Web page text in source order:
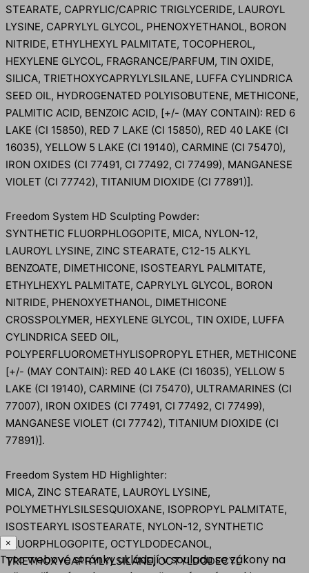
STEARATE, CAPRYLIC/CAPRIC TRIGLYCERIDE, LAUROYL
LYSINE, CAPRYLYL GLYCOL, PHENOXYETHANOL, BORON
NITRIDE, ETHYLHEXYL PALMITATE, TOCOPHEROL,
HEXYLENE GLYCOL, FRAGRANCE/PARFUM, TIN OXIDE,
SILICA, TRIETHOXYCAPRYLYLSILANE, LUFFA CYLINDRICA
SEED OIL, HYDROGENATED POLYISOBUTENE, METHICONE,
PALMITIC ACID, BENZOIC ACID, [+/- (MAY CONTAIN): RED 6
LAKE (CI 15850), RED 7 LAKE (CI 15850), RED 40 LAKE (CI
16035), YELLOW 5 LAKE (CI 19140), CARMINE (CI 75470),
IRON OXIDES (CI 77491, CI 77492, CI 77499), MANGANESE
VIOLET (CI 77742), TITANIUM DIOXIDE (CI 77891)].
Freedom System HD Sculpting Powder:
SYNTHETIC FLUORPHLOGOPITE, MICA, NYLON-12,
LAUROYL LYSINE, ZINC STEARATE, C12-15 ALKYL
BENZOATE, DIMETHICONE, ISOSTEARYL PALMITATE,
ETHYLHEXYL PALMITATE, CAPRYLYL GLYCOL, BORON
NITRIDE, PHENOXYETHANOL, DIMETHICONE
CROSSPOLYMER, HEXYLENE GLYCOL, TIN OXIDE, LUFFA
CYLINDRICA SEED OIL,
POLYPERFLUOROMETHYLISOPROPYL ETHER, METHICONE
[+/- (MAY CONTAIN): RED 40 LAKE (CI 16035), YELLOW 5
LAKE (CI 19140), CARMINE (CI 75470), ULTRAMARINES (CI
77007), IRON OXIDES (CI 77491, CI 77492, CI 77499),
MANGANESE VIOLET (CI 77742), TITANIUM DIOXIDE (CI
77891)].
Freedom System HD Highlighter:
MICA, ZINC STEARATE, LAUROYL LYSINE,
POLYMETHYLSILSESQUIOXANE, ISOPROPYL PALMITATE,
ISOSTEARYL ISOSTEARATE, NYLON-12, SYNTHETIC
FLUORPHLOGOPITE, OCTYLDODECANOL,
TRIETHOXYCAPRYLYLSILANE, OCTYLDODECYL
×
Tyto webové stránky ukládají v souladu se zákony na